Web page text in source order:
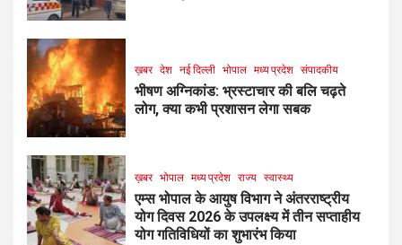
ख़बर देश नई दिल्ली भोपाल मध्य प्रदेश संपादकीय
भीषण अग्निकांड: भ्रस्टाचार की बलि चढ़ते
लोग, क्या कभी प्रशासन लेगा सबक
ख़बर भोपाल मध्य प्रदेश राज्य स्वास्थ्य
एम्स भोपाल के आयुष विभाग ने अंतरराष्ट्रीय
योग दिवस 2026 के उपलक्ष्य में तीन सप्ताहीय
योग गतिविधियों का शुभारंभ किया